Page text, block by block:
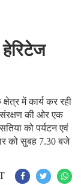
में कार्य कर रही
संरक्षण की ओर एक
को पर्यटन एवं
को सुबह 7.30 बजे